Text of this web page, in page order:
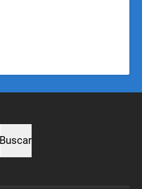
Buscar